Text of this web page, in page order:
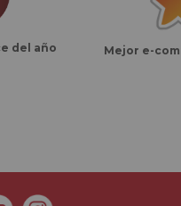
del año Mejor e-